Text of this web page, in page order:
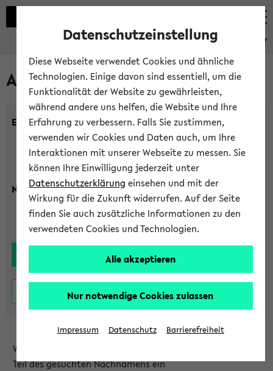
eKVV
Alle Lehrenden
Einrichtung:
Nachname:
Wählen Sie die Einrichtung aus und/oder geben Sie einen
Teil des gesuchten Nachnamens ein
Datenschutzeinstellung
Diese Webseite verwendet Cookies und ähnliche
Technologien. Einige davon sind essentiell, um die
Funktionalität der Website zu gewährleisten,
während andere uns helfen, die Website und Ihre
Erfahrung zu verbessern. Falls Sie zustimmen,
verwenden wir Cookies und Daten auch, um Ihre
Interaktionen mit unserer Webseite zu messen. Sie
können Ihre Einwilligung jederzeit unter
Datenschutzerklärung einsehen und mit der
Wirkung für die Zukunft widerrufen. Auf der Seite
finden Sie auch zusätzliche Informationen zu den
verwendeten Cookies und Technologien.
Alle akzeptieren
Nur notwendige Cookies zulassen
Impressum Datenschutz Barrierefreiheit